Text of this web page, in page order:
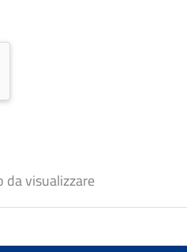
da visualizzare